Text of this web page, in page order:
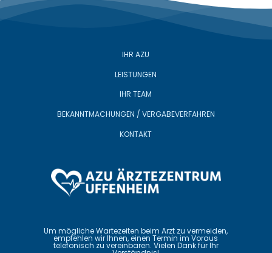
IHR AZU
LEISTUNGEN
IHR TEAM
BEKANNTMACHUNGEN / VERGABEVERFAHREN
KONTAKT
Um mögliche Wartezeiten beim Arzt zu vermeiden,
empfehlen wir Ihnen, einen Termin im Voraus
telefonisch zu vereinbaren. Vielen Dank für Ihr